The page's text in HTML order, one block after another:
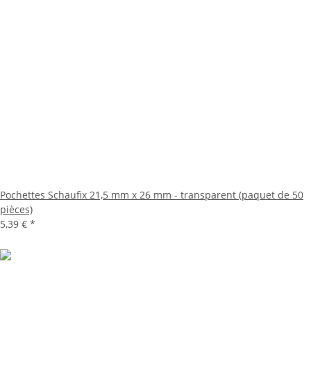
Pochettes Schaufix 21,5 mm x 26 mm - transparent (paquet de 50
pièces)
5,39 € *